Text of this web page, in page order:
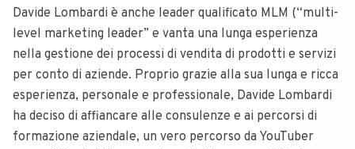
Davide Lombardi è anche leader qualificato MLM (“multi-
level marketing leader” e vanta una lunga esperienza
nella gestione dei processi di vendita di prodotti e servizi
per conto di aziende. Proprio grazie alla sua lunga e ricca
esperienza, personale e professionale, Davide Lombardi
ha deciso di affiancare alle consulenze e ai percorsi di
formazione aziendale, un vero percorso da YouTuber